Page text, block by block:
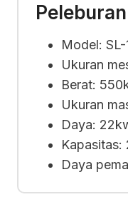
Model: SL-
Ukuran
Berat:
Ukuran
Daya:
Daya